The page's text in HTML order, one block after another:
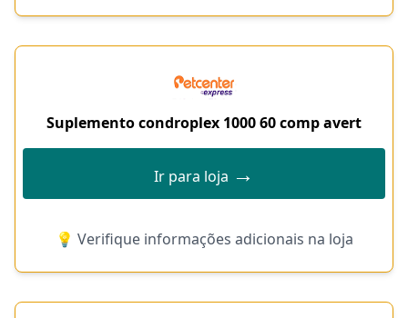
Suplemento condroplex 1000 60 comp avert
Ir para loja →
💡 Verifique informações adicionais na loja